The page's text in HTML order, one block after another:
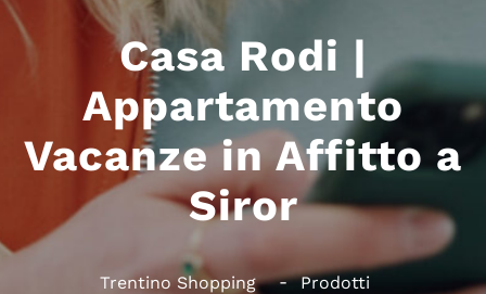
Casa Rodi |
Appartamento
Vacanze in Affitto a
Siror
Trentino Shopping Prodotti